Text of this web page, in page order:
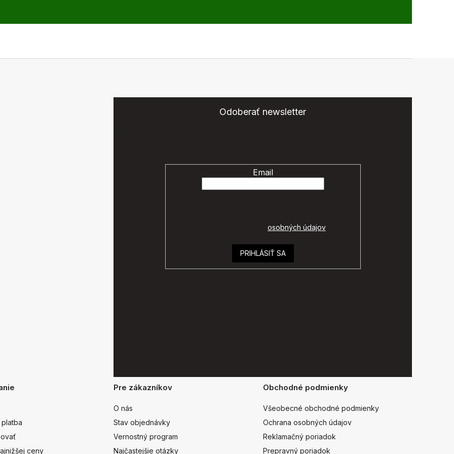
Odoberať newsletter
Email
osobných údajov
PRIHLÁSIŤ SA
ceny
Pre zákazníkov
O nás
Stav objednávky
Vernostný program
Najčastejšie otázky
Obchodné podmienky
Všeobecné obchodné podmienky
Ochrana osobných údajov
Reklamačný poriadok
Prepravný poriadok